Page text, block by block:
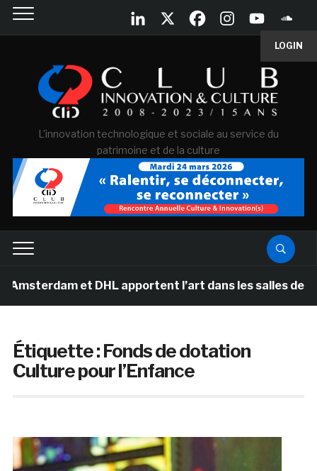
LOGIN
L'innovation technologique et sociale au service du
patrimoine et de la culture
et DHL apportent l’art dans les salles de
Étiquette :Fonds de dotation
Culture pour l’Enfance